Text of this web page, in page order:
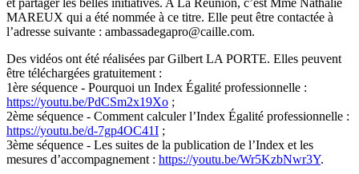
et partager les belles initiatives. A La Réunion, c’est Mme Nathalie
MAREUX qui a été nommée à ce titre. Elle peut être contactée à
l’adresse suivante : ambassadegapro@caille.com.
Des vidéos ont été réalisées par Gilbert LA PORTE. Elles peuvent
être téléchargées gratuitement :
1ère séquence - Pourquoi un Index Égalité professionnelle :
https://youtu.be/PdCSm2x19Xo ;
2ème séquence - Comment calculer l’Index Égalité professionnelle :
https://youtu.be/d-7gp4OC41I ;
3ème séquence - Les suites de la publication de l’Index et les
mesures d’accompagnement : https://youtu.be/Wr5KzbNwr3Y.